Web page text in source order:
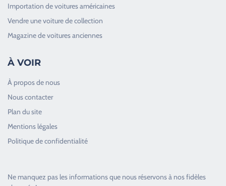
Importation de voitures américaines
Vendre une voiture de collection
Magazine de voitures anciennes
À VOIR
À propos de nous
Nous contacter
Plan du site
Mentions légales
Politique de confidentialité
Ne manquez pas les informations que nous réservons à nos fidèles
Toujours heureux d'aider les passionnés